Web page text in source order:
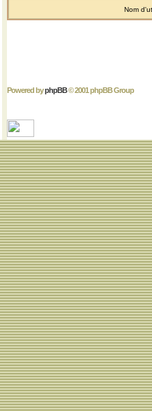
Nom
Powered byphpBB© 2001 phpBB Group